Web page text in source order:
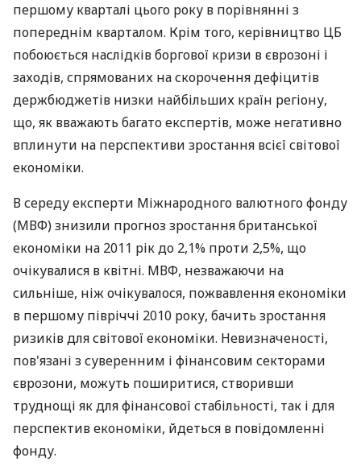
першому кварталі цього року в порівнянні з
попереднім кварталом. Крім того, керівництво ЦБ
побоюється наслідків боргової кризи в єврозоні і
заходів, спрямованих на скорочення дефіцитів
держбюджетів низки найбільших країн регіону,
що, як вважають багато експертів, може негативно
вплинути на перспективи зростання всієї світової
економіки.
В середу експерти Міжнародного валютного фонду
(МВФ) знизили прогноз зростання британської
економіки на 2011 рік до 2,1% проти 2,5%, що
очікувалися в квітні. МВФ, незважаючи на
сильніше, ніж очікувалося, пожвавлення економіки
в першому півріччі 2010 року, бачить зростання
ризиків для світової економіки. Невизначеності,
пов'язані з суверенним і фінансовим секторами
єврозони, можуть поширитися, створивши
труднощі як для фінансової стабільності, так і для
перспектив економіки, йдеться в повідомленні
фонду.